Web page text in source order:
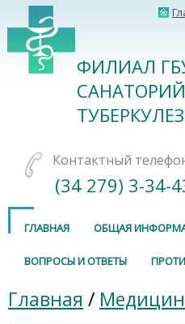
ФИЛИАЛ
Контактный
(34 279) 3-34-
ГЛАВНАЯ ОБЩАЯ
ВОПРОСЫ И ОТВЕТЫ
Главная /